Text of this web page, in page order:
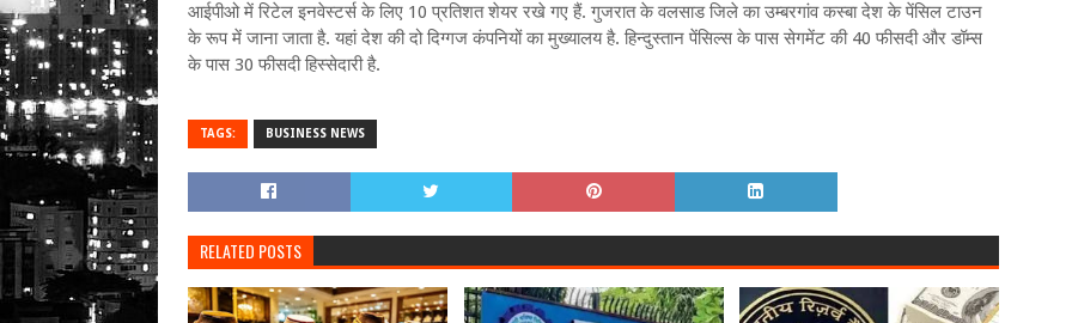
आईपीओ में रिटेल इनवेस्टर्स के लिए 10 प्रतिशत शेयर रखे गए हैं. गुजरात के वलसाड जिले का उम्बरगांव कस्बा देश के पेंसिल टाउन
के रूप में जाना जाता है. यहां देश की दो दिग्गज कंपनियों का मुख्यालय है. हिन्दुस्तान पेंसिल्स के पास सेगमेंट की 40 फीसदी और डॉम्स
के पास 30 फीसदी हिस्सेदारी है.
TAGS: BUSINESS NEWS
RELATED POSTS